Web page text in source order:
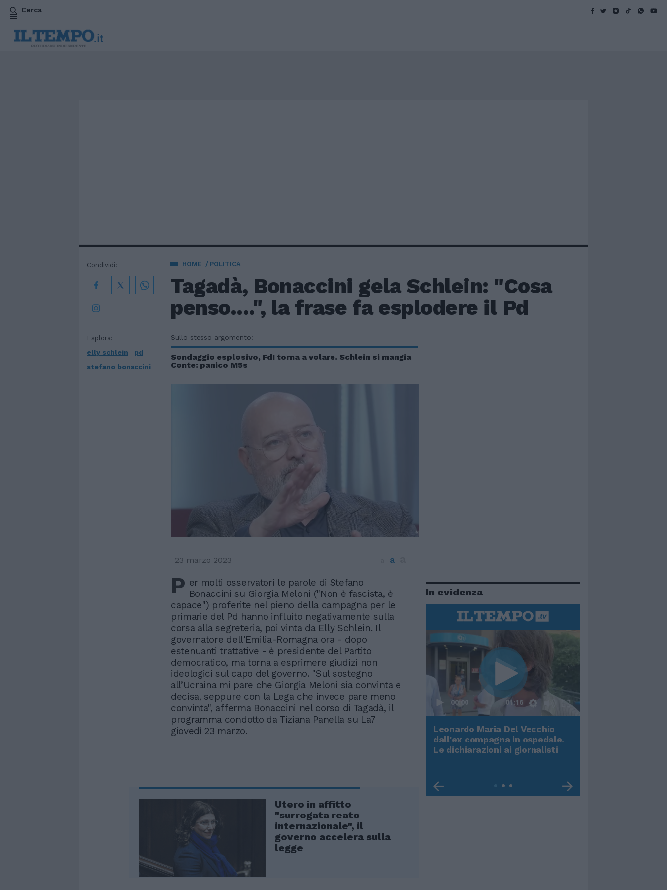
Cerca
HOME POLITICA
Tagadà, Bonaccini gela Schlein: "Cosa
penso....", la frase fa esplodere il Pd
Esplora:
elly schlein
pd
stefano bonaccini
Condividi:
Sullo stesso argomento:
Sondaggio esplosivo, FdI torna a volare. Schlein si mangia
Conte: panico M5s
23 marzo 2023 a
P er molti osservatori le parole di Stefano
Bonaccini su Giorgia Meloni ("Non è fascista, è
capace") proferite nel pieno della campagna per le
primarie del Pd hanno influito negativamente sulla
corsa alla segreteria, poi vinta da Elly Schlein. Il
governatore dell'Emilia-Romagna ora - dopo
estenuanti trattative - è presidente del Partito
democratico, ma torna a esprimere giudizi non
ideologici sul capo del governo. "Sul sostegno
all’Ucraina mi pare che Giorgia Meloni sia convinta e
decisa, seppure con la Lega che invece pare meno
convinta", afferma Bonaccini nel corso di Tagadà, il
programma condotto da Tiziana Panella su La7
giovedì 23 marzo.
Utero in affitto
"surrogata reato
internazionale", il
governo accelera sulla
legge
In evidenza
00:00 01:16
Leonardo Maria Del Vecchio
dall'ex compagna in ospedale.
Le dichiarazioni ai giornalisti